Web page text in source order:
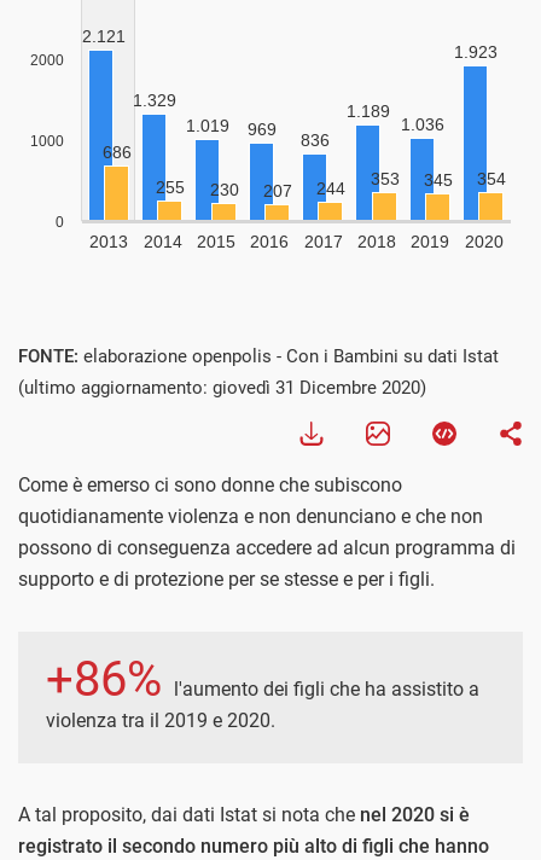
FONTE: elaborazione openpolis - Con i Bambini su dati Istat
(ultimo aggiornamento: giovedì 31 Dicembre 2020)
Come è emerso ci sono donne che subiscono
quotidianamente violenza e non denunciano e che non
possono di conseguenza accedere ad alcun programma di
supporto e di protezione per se stesse e per i figli.
+86%
l'aumento dei figli che ha assistito a
violenza tra il 2019 e 2020.
A tal proposito, dai dati Istat si nota che nel 2020 si è
registrato il secondo numero più alto di figli che hanno